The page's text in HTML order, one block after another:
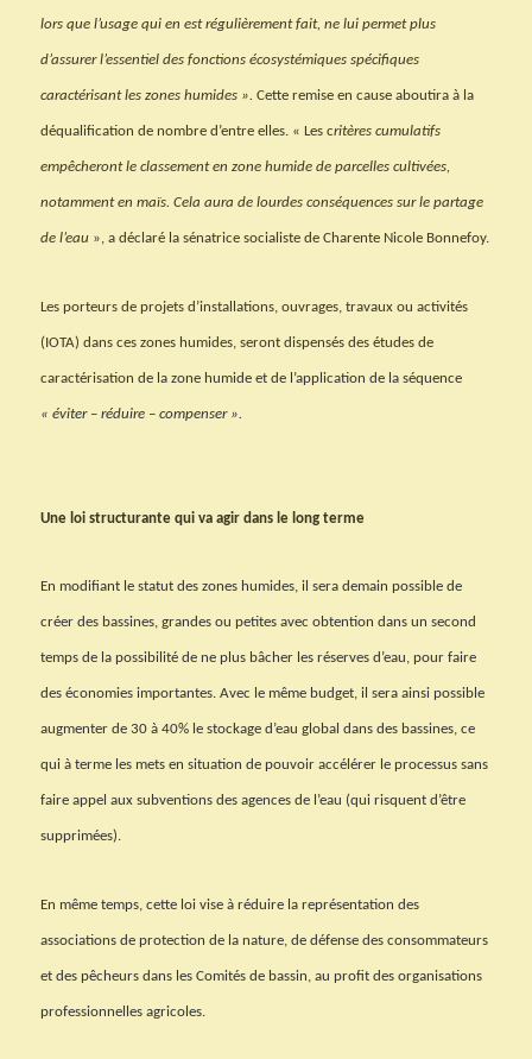
lors que l’usage qui en est régulièrement fait, ne lui permet plus
d’assurer l’essentiel des fonctions écosystémiques spécifiques
caractérisant les zones humides ».Cette remise en cause aboutira à la
déqualification de nombre d’entre elles. « Les critères cumulatifs
empêcheront le classement en zone humide de parcelles cultivées,
notamment en maïs. Cela aura de lourdes conséquences sur le partage
de l’eau », a déclaré la sénatrice socialiste de Charente Nicole Bonnefoy.
Les porteurs de projets d’installations, ouvrages, travaux ou activités
(IOTA) dans ces zones humides, seront dispensés des études de
caractérisationde la zone humide et de l’application de la séquence
« éviter – réduire – compenser ».
Une loi structurante qui va agir dans le long terme
En modifiant le statut des zones humides, il sera demain possible de
créer des bassines, grandes ou petites avec obtention dans un second
temps de la possibilité de ne plus bâcher les réserves d’eau, pour faire
des économies importantes. Avec le même budget, il sera ainsi possible
augmenter de 30 à 40% le stockage d’eau global dans des bassines, ce
qui à terme les mets en situation de pouvoir accélérer le processus sans
faire appel aux subventions des agences de l’eau (qui risquent d’être
supprimées).
En même temps, cette loi vise à réduire la représentation des
associations de protection de la nature, de défense des consommateurs
et des pêcheurs dans les Comités de bassin, au profit des organisations
professionnelles agricoles.